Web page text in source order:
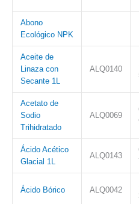
Abono
Ecológico NPK
Aceite de
Linaza con
Secante 1L
ALQ0140
Acetato de
Sodio
Trihidratado
ALQ0069
Ácido Acético
Glacial 1L
ALQ0143
Ácido Bórico ALQ0042